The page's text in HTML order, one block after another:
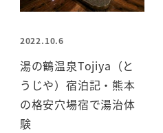
2022.10.6
湯の鶴温泉Tojiya（と
うじや）宿泊記・熊本
の格安穴場宿で湯治体
験